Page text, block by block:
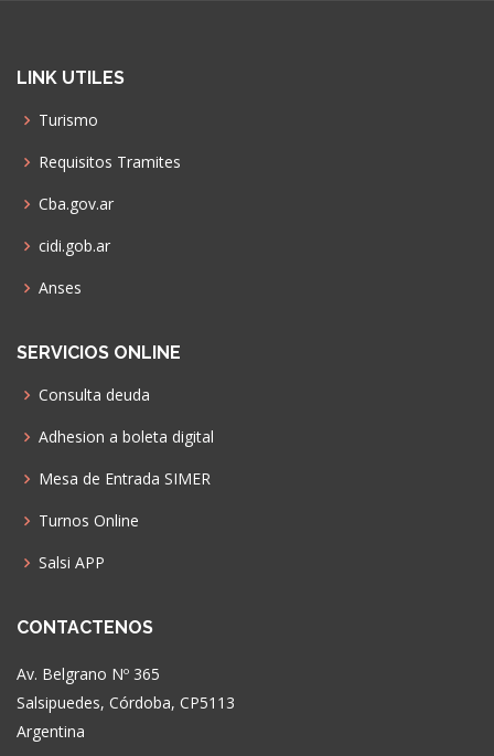
LINK UTILES
Turismo
Requisitos Tramites
Cba.gov.ar
cidi.gob.ar
Anses
SERVICIOS ONLINE
Consulta deuda
Adhesion a boleta digital
Mesa de Entrada SIMER
Turnos Online
Salsi APP
CONTACTENOS
Av. Belgrano Nº 365
Salsipuedes, Córdoba, CP5113
Argentina